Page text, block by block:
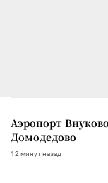
Аэропорт
Домодедово
12 минут назад